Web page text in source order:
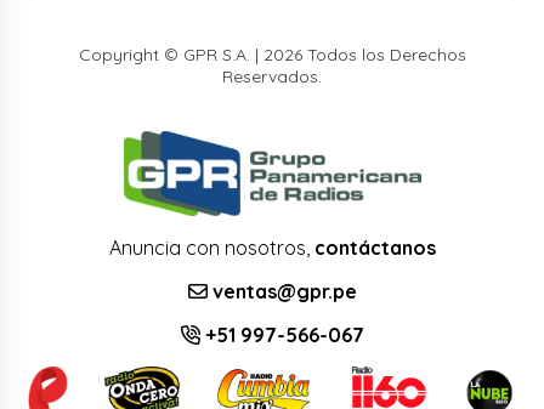
Copyright © GPR S.A. | 2026 Todos los Derechos
Reservados.
Anuncia con nosotros, contáctanos
ventas@gpr.pe
+51 997-566-067